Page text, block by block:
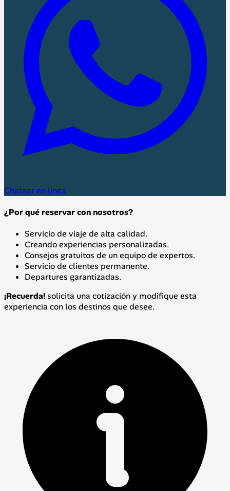
Chatear en línea
¿Por qué reservar con nosotros?
Servicio de viaje de alta calidad.
Creando experiencias personalizadas.
Consejos gratuitos de un equipo de expertos.
Servicio de clientes permanente.
Departures garantizadas.
¡Recuerda!solicita una cotización y modifique esta
experiencia con los destinos que desee.